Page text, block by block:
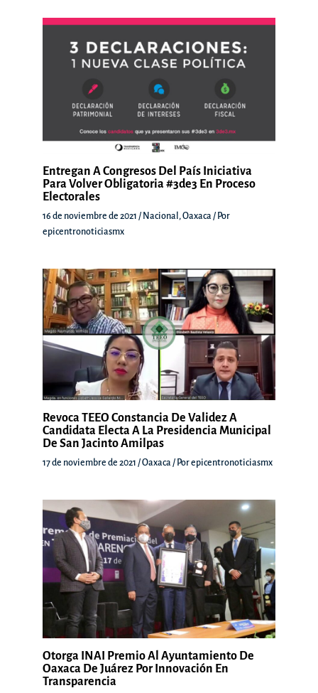
Entregan A Congresos Del País Iniciativa
Para Volver Obligatoria #3de3 En Proceso
Electorales
16 de noviembre de 2021 / Nacional ,Oaxaca / Por
epicentronoticiasmx
Revoca TEEO Constancia De Validez A
Candidata Electa A La Presidencia Municipal
De San Jacinto Amilpas
17 de noviembre de 2021 /Oaxaca / Porepicentronoticiasmx
Otorga INAI Premio Al Ayuntamiento De
Oaxaca De Juárez Por Innovación En
Transparencia